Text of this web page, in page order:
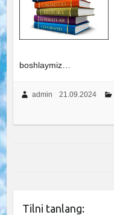
boshlaymiz…
admin 21.09.2024
Tilni tanlang: